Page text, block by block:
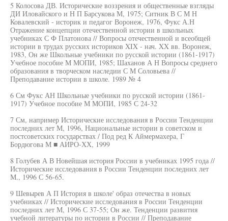
5 Колосова ДВ. Исторические воззрения и общественные взгляды
ДИ Иловайского и Н П Барсукова М, 1975; Ситник В С М Н
Ковалевский - историк и педагог Воронеж, 1976, Фукс А.Н
Отражение концепции отечественной истории в школьных
учебниках С Ф Платонова // Вопросы отечественной и всеобщей
истории в трудах русских историков XIX - нач. XX вв. Воронеж,
1983, Он же Школьные учебники по русской истории (1861-1917)
Учебное пособие М МОПИ, 1985; Шаханов А Н Вопросы среднего
образования в творческом наследии С М Соловьева //
Преподавание истории в школе. 1989 № 4
6 См Фукс АН Школьные учебники по русской истории (1861-
1917) Учебное пособие М МОПИ, 1985 С 24-32
7 См, например Исторические исследования в России Тенденции
последних лет М, 1996, Национальные истории в советском и
постсоветских государствах / Под ред К Аймермахера, Г
Бордюгова М ■ АИРО-ХХ, 1999
8 Голубев А В Новейшая история России в учебниках 1995 года //
Исторические исследования в России Тенденции последних лет
М., 1996 С 56-65.
9 Шевырев А П История в школе' образ отечества в новых
учебниках // Исторические исследования в России Тенденции
последних лет М, 1996 С 37-55; Он же. Тенденции развития
учебной литературы по истории в России // Преподавание